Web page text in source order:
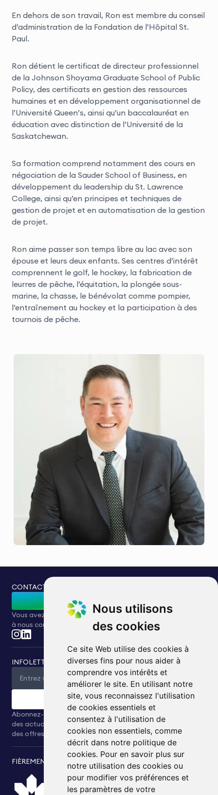
Nous utilisons
des cookies
Ce site Web utilise des cookies à
diverses fins pour nous aider à
comprendre vos intérêts et
améliorer le site. En utilisant notre
site, vous reconnaissez l'utilisation
de cookies essentiels et
consentez à l'utilisation de
cookies non essentiels, comme
décrit dans notre politique de
cookies. Pour en savoir plus sur
notre utilisation des cookies ou
pour modifier vos préférences et
les paramètres de votre
En dehors de son travail, Ron est membre du conseil
d’administration de la Fondation de l’Hôpital St.
Paul.
Ron détient le certificat de directeur professionnel
de la Johnson Shoyama Graduate School of Public
Policy, des certificats en gestion des ressources
humaines et en développement organisationnel de
l’Université Queen’s, ainsi qu’un baccalauréat en
éducation avec distinction de l’Université de la
Saskatchewan.
Sa formation comprend notamment des cours en
négociation de la Sauder School of Business, en
développement du leadership du St. Lawrence
College, ainsi qu’en principes et techniques de
gestion de projet et en automatisation de la gestion
de projet.
Ron aime passer son temps libre au lac avec son
épouse et leurs deux enfants. Ses centres d’intérêt
comprennent le golf, le hockey, la fabrication de
leurres de pêche, l’équitation, la plongée sous-
marine, la chasse, le bénévolat comme pompier,
l’entraînement au hockey et la participation à des
tournois de pêche.
CONTACTEZ-NOUS
Contactez-nous
Vous avez des questions ou des demandes ? N'hésitez pas
à nous contacter.
INFOLETTRE
Soumettre
Abonnez-vous à notre infolettre pour recevoir en exclusivité
des actualités, des informations relatives à l’industrie et
des offres spéciales directement dans votre messagerie.
FIÈREMENT PRÉSENTÉ PAR